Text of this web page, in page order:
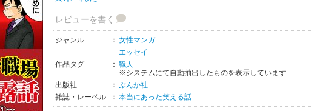
レビューを書く
ジャンル ： 女性マンガ
エッセイ
作品タグ
： 職人
※システムにて自動抽出したものを表示しています
出版社
： ぶんか社
雑誌・レーベル
： 本当にあった笑える話